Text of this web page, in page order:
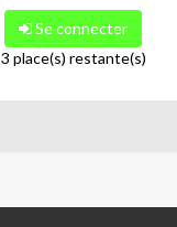
Se connecter
3 place(s) restante(s)